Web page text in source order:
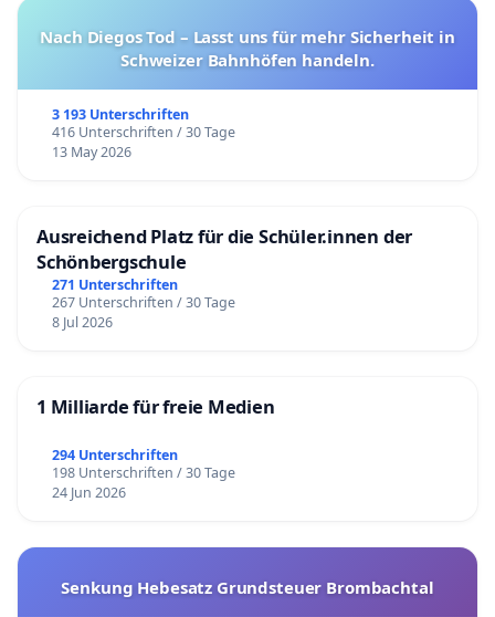
Nach Diegos Tod – Lasst uns für mehr Sicherheit in
Schweizer Bahnhöfen handeln.
3 193 Unterschriften
416 Unterschriften / 30 Tage
13 May 2026
Ausreichend Platz für die Schüler.innen der
Schönbergschule
271 Unterschriften
267 Unterschriften / 30 Tage
8 Jul 2026
1 Milliarde für freie Medien
294 Unterschriften
198 Unterschriften / 30 Tage
24 Jun 2026
Senkung Hebesatz Grundsteuer Brombachtal